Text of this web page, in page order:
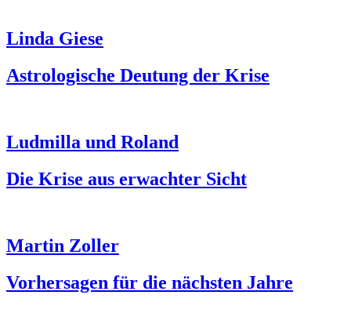
Linda Giese
Astrologische Deutung der Krise
Ludmilla und Roland
Die Krise aus erwachter Sicht
Martin Zoller
Vorhersagen für die nächsten Jahre